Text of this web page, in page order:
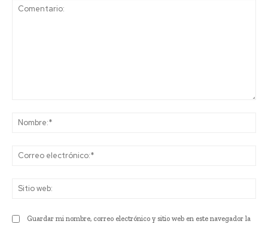
Guardar mi nombre, correo electrónico y sitio web en este navegador la